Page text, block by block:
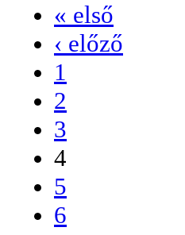
« első
‹ előző
1
2
3
4
5
6